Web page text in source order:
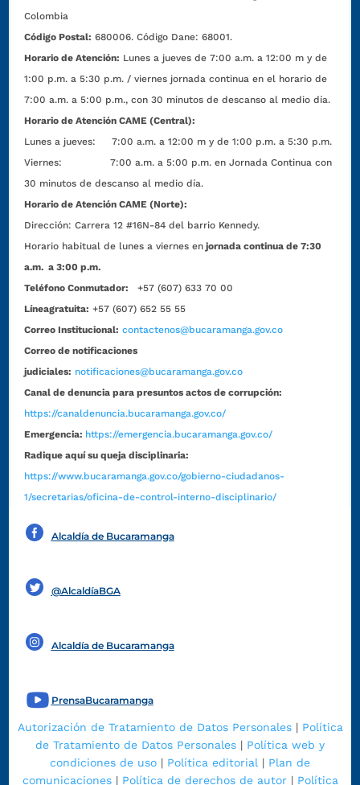
Colombia
Código Postal: 680006. Código Dane: 68001.
Horario de Atención: Lunes a jueves de 7:00 a.m. a 12:00 m y de
1:00 p.m. a 5:30 p.m. / viernes jornada continua en el horario de
7:00 a.m. a 5:00 p.m., con 30 minutos de descanso al medio día.
Horario de Atención CAME (Central):
Lunes a jueves: 7:00 a.m. a 12:00 m y de 1:00 p.m. a 5:30 p.m.
Viernes: 7:00 a.m. a 5:00 p.m. en Jornada Continua con
30 minutos de descanso al medio día.
Horario de Atención CAME (Norte):
Dirección:Carrera 12 #16N-84 del barrio Kennedy.
Horario habitual de lunes a viernes en jornada continua de 7:30
a.m. a 3:00 p.m.
Teléfono Conmutador:
+57 (607) 633 70 00
Líneagratuita: +57 (607) 652 55 55
Correo Institucional: contactenos@bucaramanga.gov.co
Correo de notificaciones
judiciales: notificaciones@bucaramanga.gov.co
Canal de denuncia para presuntos actos de corrupción:
https://canaldenuncia.bucaramanga.gov.co/
Emergencia: https://emergencia.bucaramanga.gov.co/
Radique aquí su queja disciplinaria:
https://www.bucaramanga.gov.co/gobierno-ciudadanos-
1/secretarias/oficina-de-control-interno-disciplinario/
Alcaldía de Bucaramanga
@AlcaldíaBGA
Alcaldía de Bucaramanga
PrensaBucaramanga
Autorización de Tratamiento de Datos Personales| Política
de Tratamiento de Datos Personales | Política web y
condiciones de uso | Política editorial | Plan de
comunicaciones| Política de derechos de autor| Política